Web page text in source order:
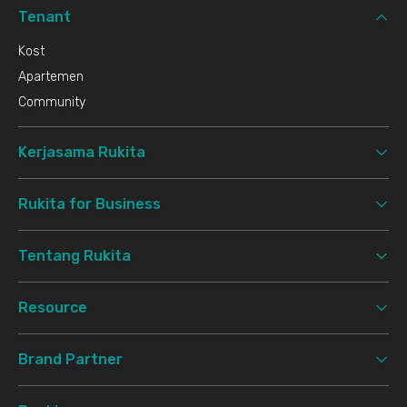
Tenant
Kost
Apartemen
Community
Kerjasama Rukita
Rukita for Business
Tentang Rukita
Resource
Brand Partner